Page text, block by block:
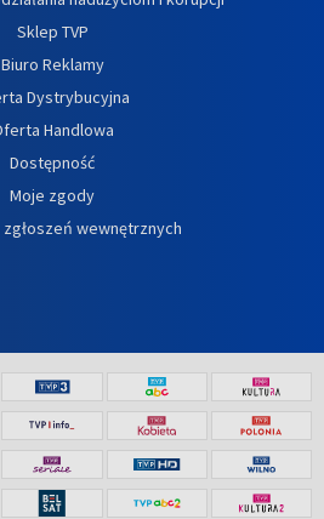
Sklep TVP
Biuro Reklamy
Dystrybucyjna
Handlowa
Dostępność
Moje zgody
wewnętrznych